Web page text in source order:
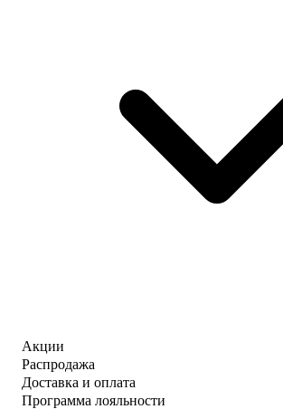
Акции
Распродажа
Доставка и оплата
Программа лояльности